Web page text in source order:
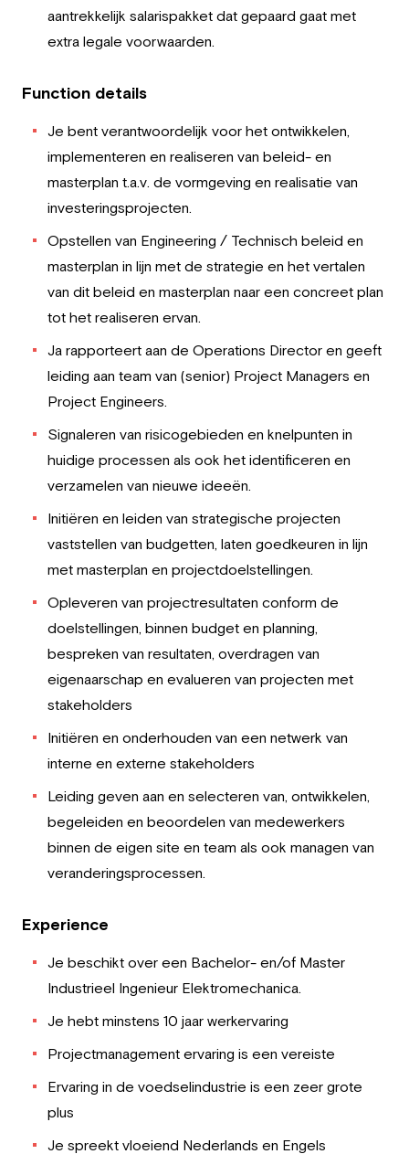
aantrekkelijk salarispakket dat gepaard gaat met
extra legale voorwaarden.
Function details
Je bent verantwoordelijk voor het ontwikkelen,
implementeren en realiseren van beleid- en
masterplan t.a.v. de vormgeving en realisatie van
investeringsprojecten.
Opstellen van Engineering / Technisch beleid en
masterplan in lijn met de strategie en het vertalen
van dit beleid en masterplan naar een concreet plan
tot het realiseren ervan.
Ja rapporteert aan de Operations Director en geeft
leiding aan team van (senior) Project Managers en
Project Engineers.
Signaleren van risicogebieden en knelpunten in
huidige processen als ook het identificeren en
verzamelen van nieuwe ideeën.
Initiëren en leiden van strategische projecten
vaststellen van budgetten, laten goedkeuren in lijn
met masterplan en projectdoelstellingen.
Opleveren van projectresultaten conform de
doelstellingen, binnen budget en planning,
bespreken van resultaten, overdragen van
eigenaarschap en evalueren van projecten met
stakeholders
Initiëren en onderhouden van een netwerk van
interne en externe stakeholders
Leiding geven aan en selecteren van, ontwikkelen,
begeleiden en beoordelen van medewerkers
binnen de eigen site en team als ook managen van
veranderingsprocessen.
Experience
Je beschikt over een Bachelor- en/of Master
Industrieel Ingenieur Elektromechanica.
Je hebt minstens 10 jaar werkervaring
Projectmanagement ervaring is een vereiste
Ervaring in de voedselindustrie is een zeer grote
plus
Je spreekt vloeiend Nederlands en Engels